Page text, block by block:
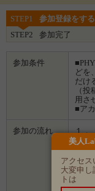
STEP1
参加登録をする
STEP2
参加完了
参加条件
どを
だけ
（
用さ
■ア
参加の流れ
１．
しま
２．
せが
３．
４．
て投
美人
アクセス
大変申し
トは